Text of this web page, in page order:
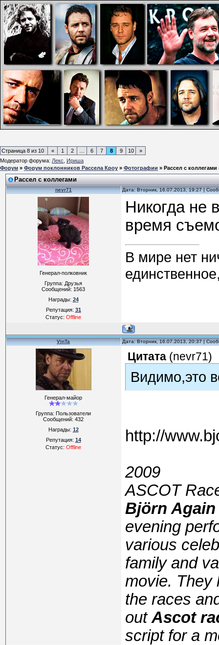
Страница 8 из 10 « 1 2 6 7 8 9 10
»
Модератор форума:Лекс,Ириша
Форум»Форум поклонников Рассела Кроу»Фотографии»Рассел с коллегами
Рассел с коллегами
nevr71 Дата: Вторник, 16.07.2013, 19:27 |
Генерал-полковник
Группа: Друзья
Сообщений:1563
Награды:24
Репутация:31
Статус:Offline
Никогда не
время
В мире нет
VinTa Дата: Вторник, 16.07.2013, 20:37 |
Генерал-майор
Группа: Пользователи
Сообщений:432
Награды:12
Репутация:14
Статус:Offline
Цитата(nevr71)
Видимо,это
http://
2009
ASCOT
Björn Again
evening
various
family and
movie. They
the races
outAscot
script for a